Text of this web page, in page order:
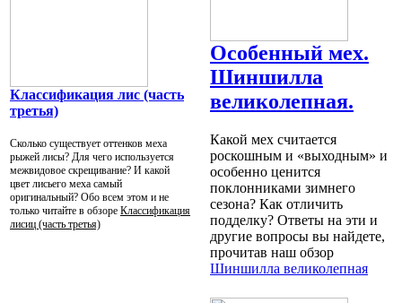
Классификация лис (часть
третья)
Сколько существует оттенков меха
рыжей лисы? Для чего используется
межвидовое скрещивание? И какой
цвет лисьего меха самый
оригинальный? Обо всем этом и не
только читайте в обзоре Классификация
лисиц (часть третья)
Особенный мех.
Шиншилла
великолепная.
Какой мех считается
роскошным и «выходным» и
особенно ценится
поклонниками зимнего
сезона? Как отличить
подделку? Ответы на эти и
другие вопросы вы найдете,
прочитав наш обзор
Шиншилла великолепная